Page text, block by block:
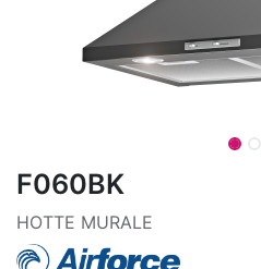
F060BK
HOTTE MURALE